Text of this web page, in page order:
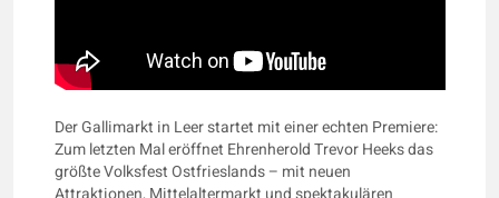
Der Gallimarkt in Leer startet mit einer echten Premiere:
Zum letzten Mal eröffnet Ehrenherold Trevor Heeks das
größte Volksfest Ostfrieslands – mit neuen